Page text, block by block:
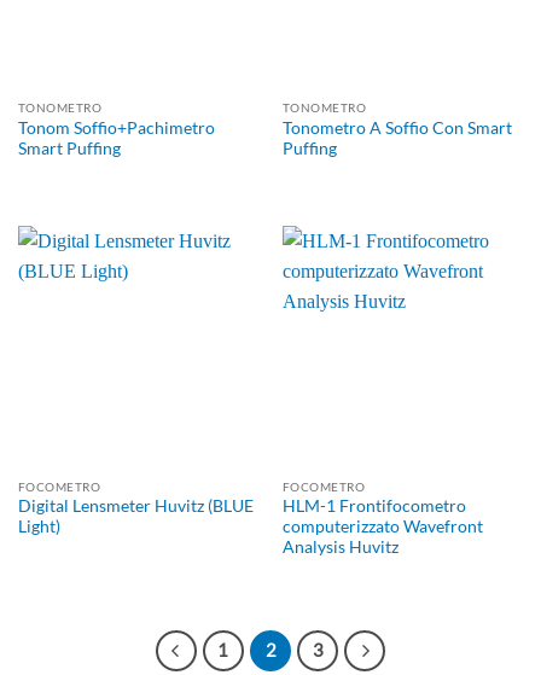
TONOMETRO
Tonom Soffio+Pachimetro
Smart Puffing
TONOMETRO
Tonometro A Soffio Con Smart
Puffing
FOCOMETRO
Digital Lensmeter Huvitz (BLUE
Light)
FOCOMETRO
HLM-1 Frontifocometro
computerizzato Wavefront
Analysis Huvitz
1 2 3